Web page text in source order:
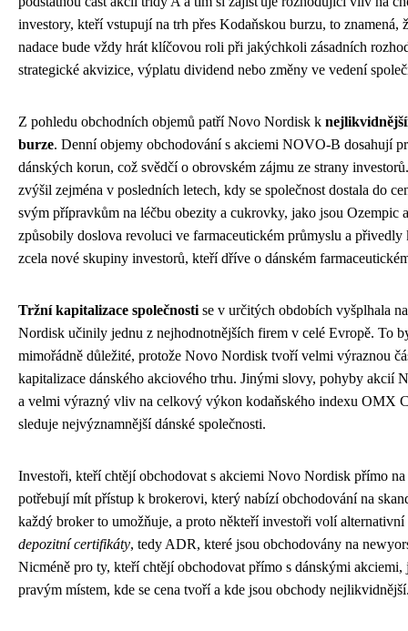
investory, kteří vstupují na trh přes Kodaňskou burzu, to znamená,
nadace bude vždy hrát klíčovou roli při jakýchkoli zásadních
strategické akvizice, výplatu dividend nebo změny ve vedení
Z pohledu obchodních objemů patří Novo Nordisk k
burze. Denní objemy obchodování s akciemi NOVO-B dosahují
dánských korun, což svědčí o obrovském zájmu ze strany
zvýšil zejména v posledních letech, kdy se společnost dostala do
svým přípravkům na léčbu obezity a cukrovky, jako jsou Ozempic
způsobily doslova revoluci ve farmaceutickém průmyslu a
zcela nové skupiny investorů, kteří dříve o dánském
Tržní kapitalizace společnosti se v určitých obdobích vyšplhala
Nordisk učinily jednu z nejhodnotnějších firem v celé Evropě. To
mimořádně důležité, protože Novo Nordisk tvoří velmi výraznou
kapitalizace dánského akciového trhu. Jinými slovy, pohyby akcií
a velmi výrazný vliv na celkový výkon kodaňského indexu OMX
sleduje nejvýznamnější dánské společnosti.
Investoři, kteří chtějí obchodovat s akciemi Novo Nordisk přímo
potřebují mít přístup k brokerovi, který nabízí obchodování na
každý broker to umožňuje, a proto někteří investoři volí alternativní
depozitní certifikáty, tedy ADR, které jsou obchodovány na
Nicméně pro ty, kteří chtějí obchodovat přímo s dánskými akciemi,
pravým místem, kde se cena tvoří a kde jsou obchody